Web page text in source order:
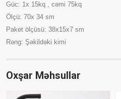
Güc: 1x 15kq , cəmi 75kq
Ölçü: 70x 34 sm
Paket ölçüsü: 38x15x7 sm
Rəng: Şəkildəki kimi
Oxşar Məhsullar